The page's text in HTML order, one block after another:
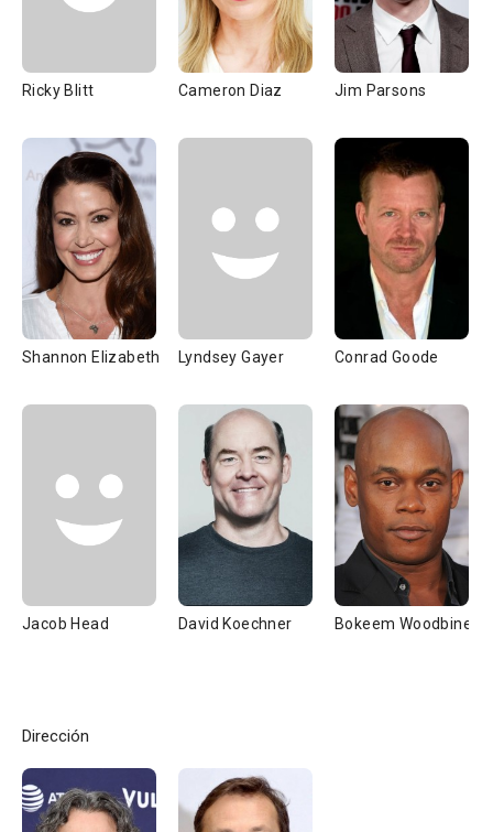
Ricky Blitt Cameron Diaz Jim Parsons
Shannon Elizabeth Lyndsey Gayer Conrad Goode
Jacob Head David Koechner Bokeem Woodbine
Dirección